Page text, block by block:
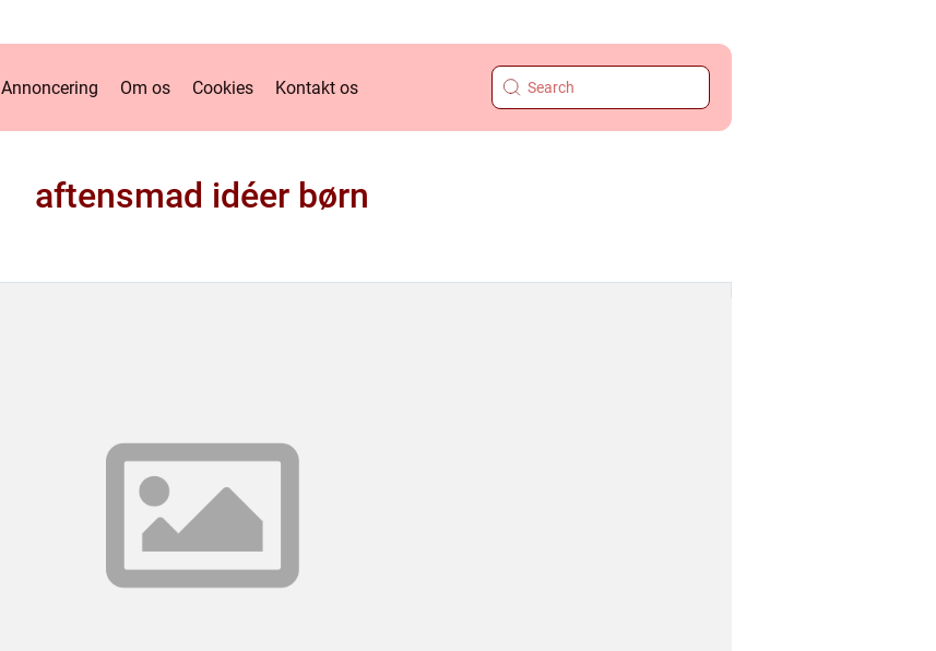
Annoncering Om os Cookies Kontakt os
aftensmad idéer børn